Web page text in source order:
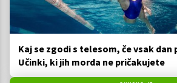
Kaj se zgodi s telesom, če vsak dan
Učinki, ki jih morda ne pričakujete